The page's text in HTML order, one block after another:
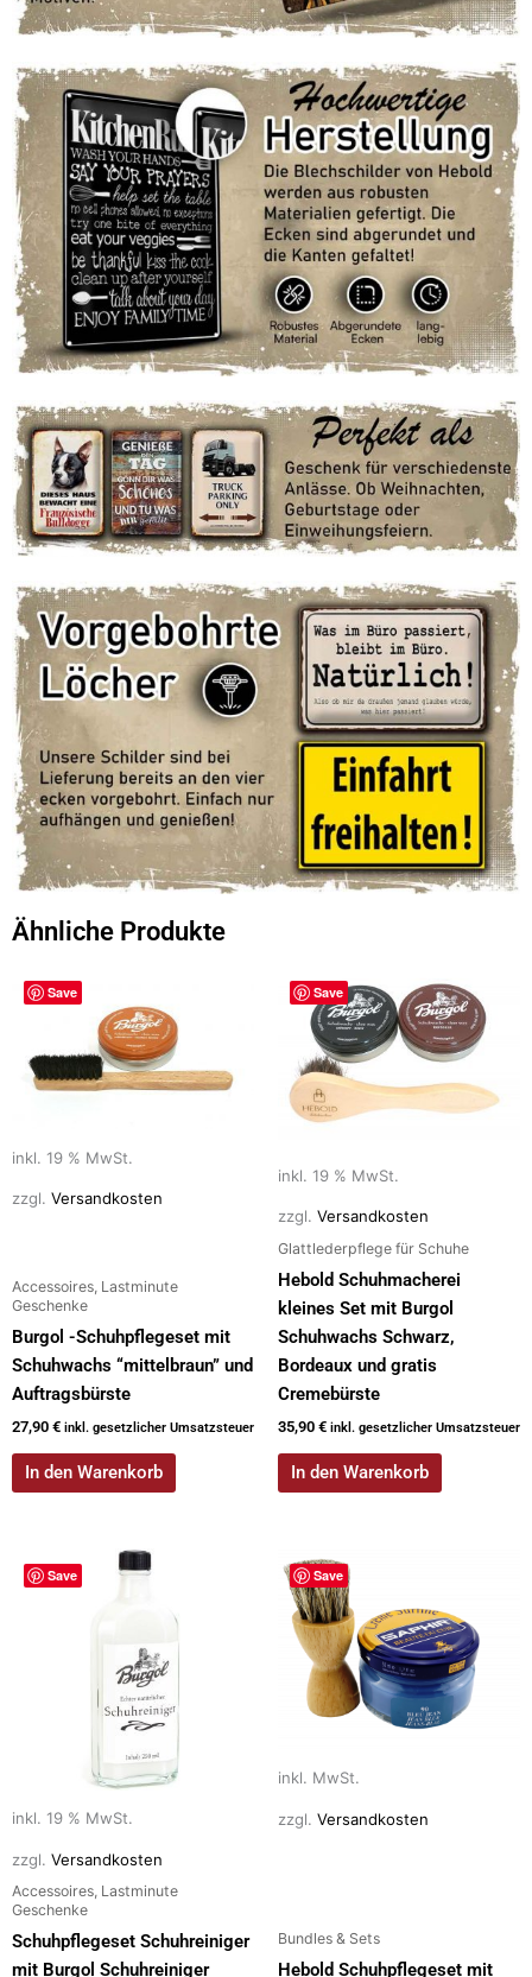
Ähnliche Produkte
Save
inkl. 19 % MwSt.
zzgl. Versandkosten
Accessoires, Lastminute
Geschenke
Burgol -Schuhpflegeset mit
Schuhwachs “mittelbraun” und
Auftragsbürste
27,90 € inkl. gesetzlicher Umsatzsteuer
In den Warenkorb
Save
inkl. 19 % MwSt.
zzgl. Versandkosten
Glattlederpflege für Schuhe
Hebold Schuhmacherei
kleines Set mit Burgol
Schuhwachs Schwarz,
Bordeaux und gratis
Cremebürste
35,90 € inkl. gesetzlicher Umsatzsteuer
In den Warenkorb
Save
inkl. 19 % MwSt.
zzgl. Versandkosten
Accessoires, Lastminute
Geschenke
Schuhpflegeset Schuhreiniger
mit Burgol Schuhreiniger
Save
inkl. MwSt.
zzgl. Versandkosten
Bundles & Sets
Hebold Schuhpflegeset mit
Dieses
Produkt
weist
mehrere
Varianten
können
auf
werden